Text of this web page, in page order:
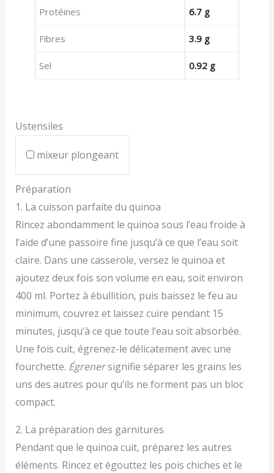
Protéines 6.7 g
Fibres 3.9 g
Sel 0.92 g
Ustensiles
mixeur plongeant
Préparation
1. La cuisson parfaite du quinoa
Rincez abondamment le quinoa sous l’eau froide à
l’aide d’une passoire fine jusqu’à ce que l’eau soit
claire. Dans une casserole, versez le quinoa et
ajoutez deux fois son volume en eau, soit environ
400 ml. Portez à ébullition, puis baissez le feu au
minimum, couvrez et laissez cuire pendant 15
minutes, jusqu’à ce que toute l’eau soit absorbée.
Une fois cuit, égrenez-le délicatement avec une
fourchette. Égrenersignifie séparer les grains les
uns des autres pour qu’ils ne forment pas un bloc
compact.
2. La préparation des garnitures
Pendant que le quinoa cuit, préparez les autres
éléments. Rincez et égouttez les pois chiches et le